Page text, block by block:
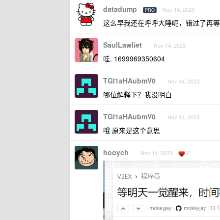
datadump PRO Nov 14, 2023
这么早我还在呼呼大睡呢，错过了再
SaulLawliet Nov 14, 2023
哇. 1699969350604
TGl1aHAubmV0 Nov 14, 2023
哪位解释下？我没明白
TGl1aHAubmV0 Nov 14, 2023
哦 原来是这个意思
hooych Nov 14, 2023 2